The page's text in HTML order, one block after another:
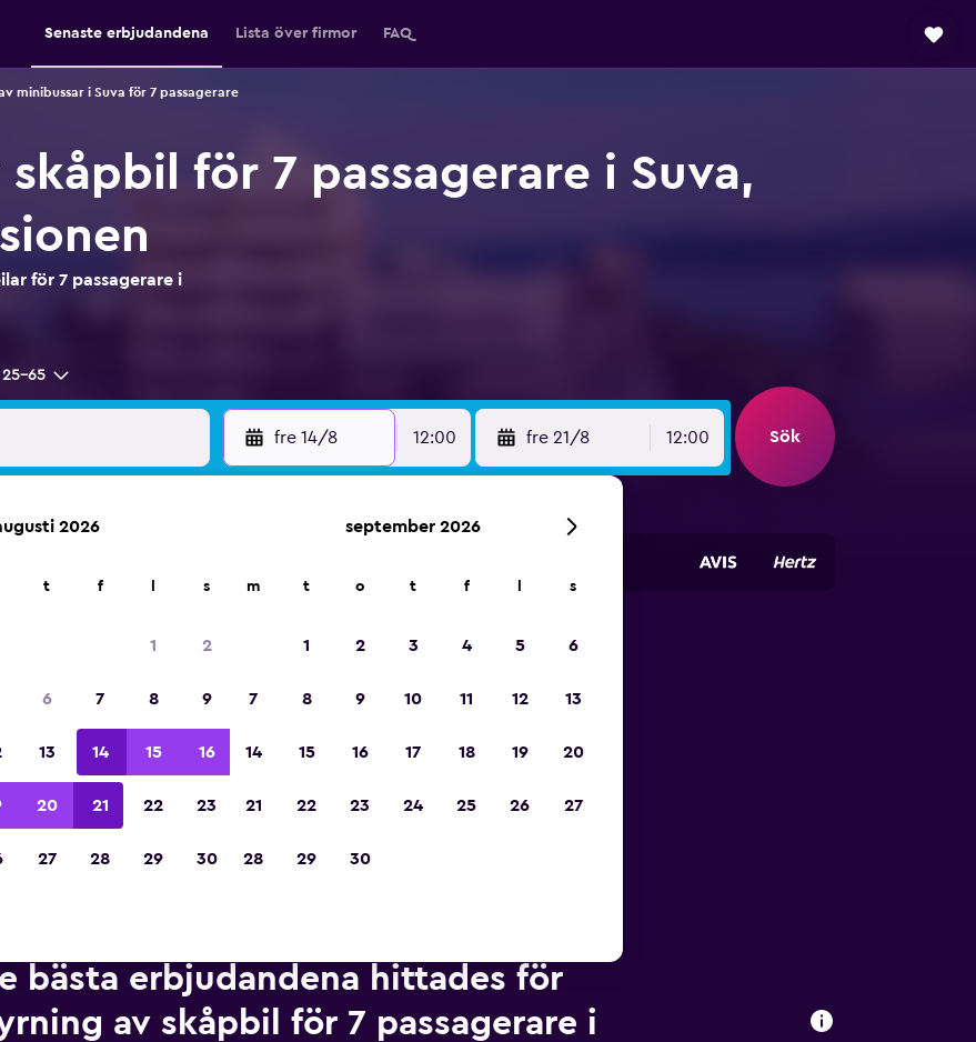
Senaste erbjudandena Lista över firmor FAQ
minibussar i Suva för 7 passagerare
för 7 passagerare i Suva,
för 7 passagerare i
25-65
fre 14/8 12:00 fre 21/8 12:00 Sök
på över 70 000 platser med momondo.
2023
bästa erbjudandena hittades för
av skåpbil för 7 passagerare i
2026
t f s
1 2
6 7 8 9
13 14 15 16
20 21 22 23
27 28 29 30
september 2026
m t o t f s
1 2 3 4 5 6
7 8 9 10 11 12 13
14 15 16 17 18 19 20
21 22 23 24 25 26 27
28 29 30